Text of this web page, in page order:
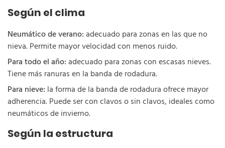
Según el clima
Neumático de verano:adecuado para zonas en las que no
nieva. Permite mayor velocidad con menos ruido.
Para todo el año:adecuado para zonas con escasas nieves.
Tiene más ranuras en la banda de rodadura.
Para nieve: la forma de la banda de rodadura ofrece mayor
adherencia. Puede ser con clavos o sin clavos, ideales como
neumáticos de invierno.
Según la estructura